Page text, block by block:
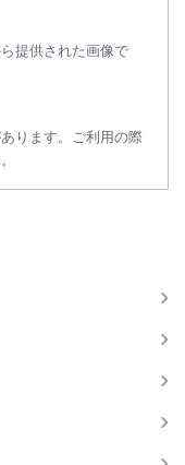
提供された画像で
ります。ご利用の際